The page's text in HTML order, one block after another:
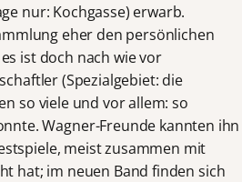
nur: Kochgasse) erwarb.
eher den persönlichen
ist doch nach wie vor
(Spezialgebiet: die
so viele und vor allem: so
Wagner-Freunde kannten ihn
meist zusammen mit
hat; im neuen Band finden sich